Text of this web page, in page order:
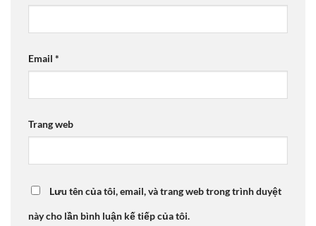
Email *
Trang web
Lưu tên của tôi, email, và trang web trong trình duyệt
này cho lần bình luận kế tiếp của tôi.